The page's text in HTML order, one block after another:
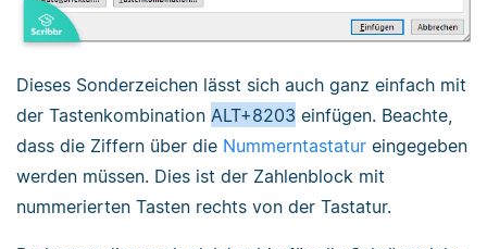
Dieses Sonderzeichen lässt sich auch ganz einfach mit
der Tastenkombination ALT+8203 einfügen. Beachte,
dass die Ziffern über die Nummerntastatur eingegeben
werden müssen. Dies ist der Zahlenblock mit
nummerierten Tasten rechts von der Tastatur.